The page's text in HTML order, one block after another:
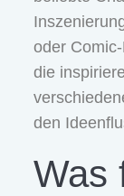
oder
die
den
Was